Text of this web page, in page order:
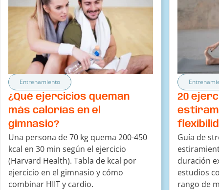
Entrenamiento
¿Qué ejercicios queman
más calorías en el
gimnasio?
Una persona de 70 kg quema 200-450
kcal en 30 min según el ejercicio
(Harvard Health). Tabla de kcal por
ejercicio en el gimnasio y cómo
combinar HIIT y cardio.
20
Guía de
duración
estudios
rango de